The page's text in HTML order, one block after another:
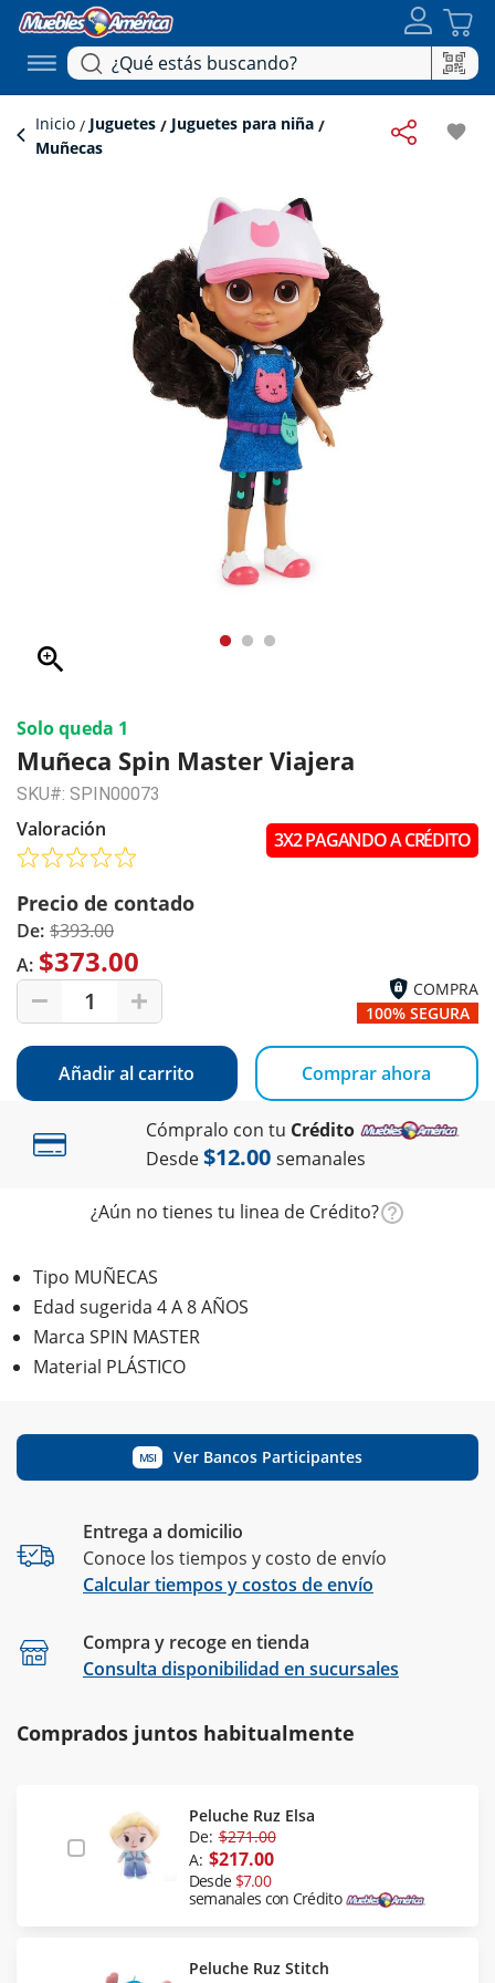
Inicio Juguetes Juguetes para niña
Muñecas
favorite
zoom_in
Solo queda 1
Muñeca Spin Master Viajera
SKU#: SPIN00073
Valoración
Precio de contado
De: $393.00
A: $373.00
1
3X2 PAGANDO A CRÉDITO
COMPRA
100% SEGURA
Añadir al carrito Comprar ahora
Cómpralo con tu Crédito
Desde$12.00 semanales
¿Aún no tienes tu linea de Crédito?
Tipo MUÑECAS
Edad sugerida 4 A 8 AÑOS
Marca SPIN MASTER
Material PLÁSTICO
MSI Ver Bancos Participantes
Entrega a domicilio
Conoce los tiempos y costo de envío
Calcular tiempos y costos de envío
Compra y recoge en tienda
Consulta disponibilidad en sucursales
Comprados juntos habitualmente
Peluche Ruz Elsa
De: $271.00
A: $217.00
Desde $7.00
semanales con Crédito
Peluche Ruz Stitch